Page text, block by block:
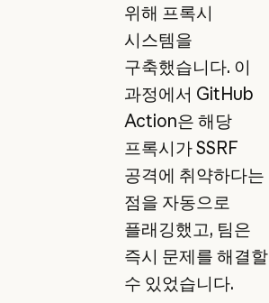
위해 프록시
시스템을
구축했습니다. 이
과정에서 GitHub
Action은 해당
프록시가 SSRF
공격에 취약하다는
점을 자동으로
플래깅했고, 팀은
즉시 문제를 해결할
수 있었습니다.